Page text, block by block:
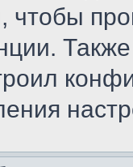
чтобы